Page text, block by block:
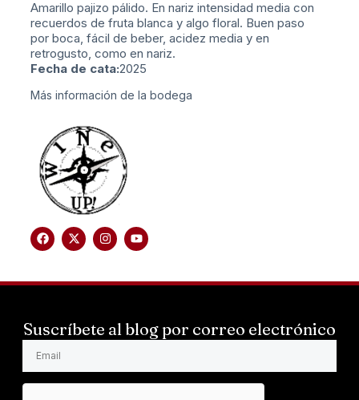
Amarillo pajizo pálido. En nariz intensidad media con
recuerdos de fruta blanca y algo floral. Buen paso
por boca, fácil de beber, acidez media y en
retrogusto, como en nariz.
Fecha de cata:2025
Más información de la bodega
Suscríbete al blog por correo electrónico